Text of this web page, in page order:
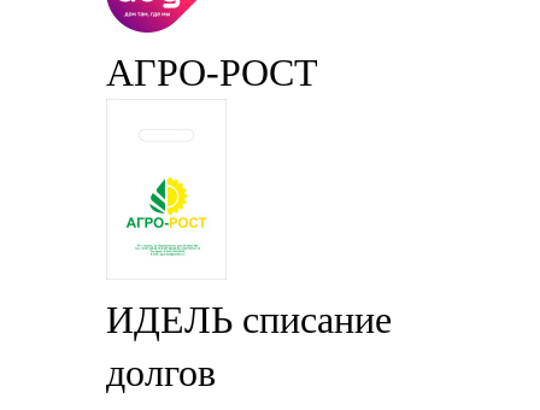
АГРО-РОСТ
ИДЕЛЬ списание
долгов